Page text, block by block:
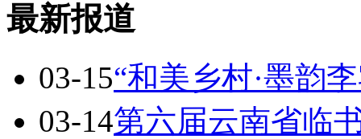
最新报道
03-15“和美乡村·墨韵
03-14第六届云南省临